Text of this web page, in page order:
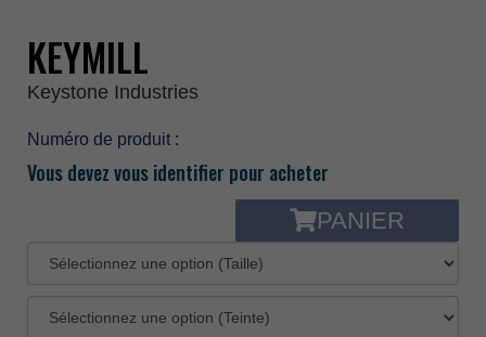
KEYMILL
Keystone Industries
Numéro de produit :
Vous devez vous identifier pour acheter
PANIER